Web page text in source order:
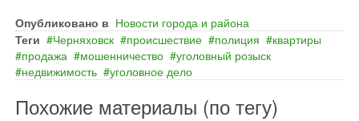
Опубликовано в Новости города и района
Теги
Черняховск происшествие полиция
квартиры
продажа
мошенничество
уголовный розыск
недвижимость
уголовное дело
Похожие материалы (по тегу)